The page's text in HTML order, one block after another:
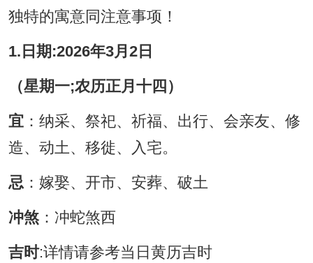
独特的寓意同注意事项！
1.日期:2026年3月2日
（星期一;农历正月十四）
宜：纳采、祭祀、祈福、出行、会亲友、修
造、动土、移徙、入宅。
忌：嫁娶、开市、安葬、破土
冲煞：冲蛇煞西
吉时:详情请参考当日黄历吉时